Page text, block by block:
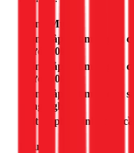
Hạng Mục
Công lắp đặt máy giặt
(dưới 10kg)
Công lắp đặt máy giặt
(dưới 10kg)
Công lắp đặt máy giặt
công nghiệp
Vật tư phát sinh (nếu
Lưu ý: